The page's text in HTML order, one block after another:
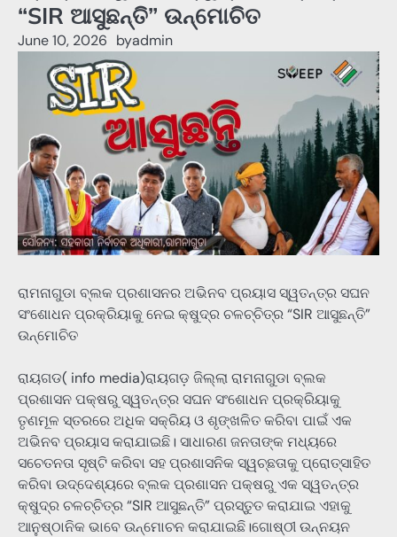
“SIR ଆସୁଛନ୍ତି” ଉନ୍ମୋଚିତ
June 10, 2026 byadmin
ରାମନାଗୁଡା ବ୍ଲକ ପ୍ରଶାସନର ଅଭିନବ ପ୍ରୟାସ ସ୍ୱତନ୍ତ୍ର ସଘନ
ସଂଶୋଧନ ପ୍ରକ୍ରିୟାକୁ ନେଇ କ୍ଷୁଦ୍ର ଚଳଚ୍ଚିତ୍ର “SIR ଆସୁଛନ୍ତି”
ଉନ୍ମୋଚିତ
ରାୟଗଡ( info media)ରାୟଗଡ଼ ଜିଲ୍ଲା ରାମନାଗୁଡା ବ୍ଲକ
ପ୍ରଶାସନ ପକ୍ଷରୁ ସ୍ୱତନ୍ତ୍ର ସଘନ ସଂଶୋଧନ ପ୍ରକ୍ରିୟାକୁ
ତୃଣମୂଳ ସ୍ତରରେ ଅଧିକ ସକ୍ରିୟ ଓ ଶୃଙ୍ଖଳିତ କରିବା ପାଇଁ ଏକ
ଅଭିନବ ପ୍ରୟାସ କରାଯାଇଛି। ସାଧାରଣ ଜନତାଙ୍କ ମଧ୍ୟରେ
ସଚେତନତା ସୃଷ୍ଟି କରିବା ସହ ପ୍ରଶାସନିକ ସ୍ୱଚ୍ଛତାକୁ ପ୍ରୋତ୍ସାହିତ
କରିବା ଉଦ୍ଦେଶ୍ୟରେ ବ୍ଲକ ପ୍ରଶାସନ ପକ୍ଷରୁ ଏକ ସ୍ୱତନ୍ତ୍ର
କ୍ଷୁଦ୍ର ଚଳଚ୍ଚିତ୍ର “SIR ଆସୁଛନ୍ତି” ପ୍ରସ୍ତୁତ କରାଯାଇ ଏହାକୁ
ଆନୁଷ୍ଠାନିକ ଭାବେ ଉନ୍ମୋଚନ କରାଯାଇଛି।ଗୋଷ୍ଠୀ ଉନ୍ନୟନ